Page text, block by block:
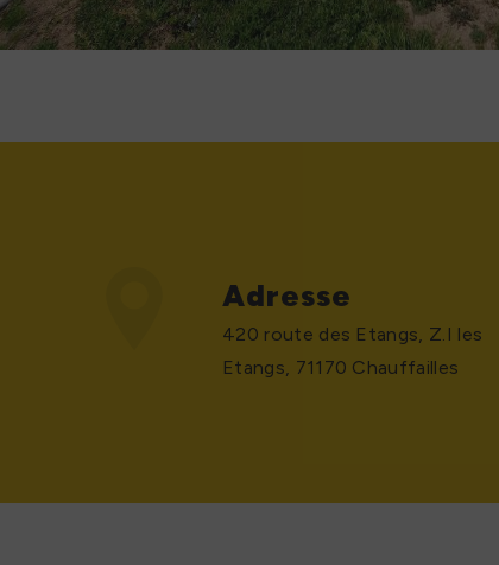
Adresse
420 route des Etangs, Z.I les
Etangs, 71170 Chauffailles